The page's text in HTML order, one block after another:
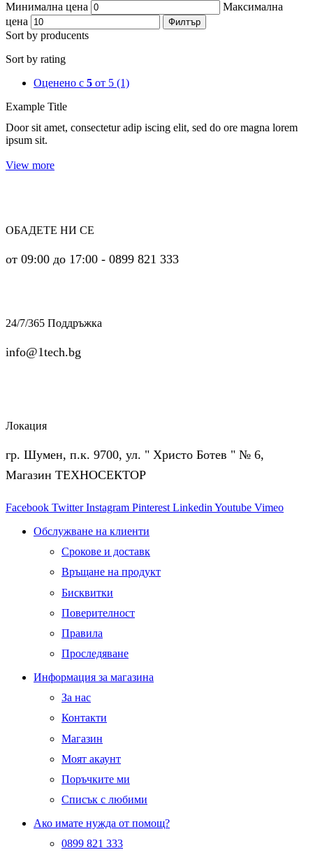
Минимална цена
Максимална
цена
Филтър
Sort by producents
Sort by rating
Оценено с 5 от 5 (1)
Example Title
Door sit amet, consectetur adip iscing elit, sed do ore magna lorem
ipsum sit.
View more
ОБАДЕТЕ НИ СЕ
от 09:00 до 17:00 - 0899 821 333
24/7/365 Поддръжка
info@1tech.bg
Локация
гр. Шумен, п.к. 9700, ул. " Христо Ботев " № 6,
Магазин ТЕХНОСЕКТОР
Facebook Twitter Instagram Pinterest Linkedin Youtube Vimeo
Обслужване на клиенти
Срокове и доставк
Връщане на продукт
Бисквитки
Поверителност
Правила
Проследяване
Информация за магазина
За нас
Контакти
Магазин
Моят акаунт
Поръчките ми
Списък с любими
Ако имате нужда от помощ?
0899 821 333